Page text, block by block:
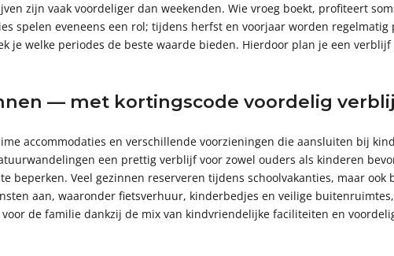
zijn vaak voordeliger dan weekenden. Wie vroeg boekt, profiteert
spelen eveneens een rol; tijdens herfst en voorjaar worden
je welke periodes de beste waarde bieden. Hierdoor plan je een
— met kortingscode voordelig
accommodaties en verschillende voorzieningen die aansluiten bij
een prettig verblijf voor zowel ouders als kinderen
beperken. Veel gezinnen reserveren tijdens schoolvakanties, maar
aan, waaronder fietsverhuur, kinderbedjes en veilige
de familie dankzij de mix van kindvriendelijke faciliteiten en